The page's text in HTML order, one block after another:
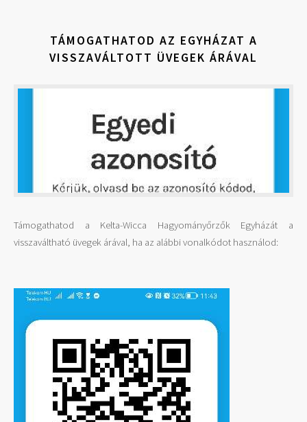
TÁMOGATHATOD AZ EGYHÁZAT A
VISSZAVÁLTOTT ÜVEGEK ÁRÁVAL
Támogathatod a Kelta-Wicca Hagyományőrzők Egyházát a
visszaváltható üvegek árával, ha az alábbi vonalkódot használod: